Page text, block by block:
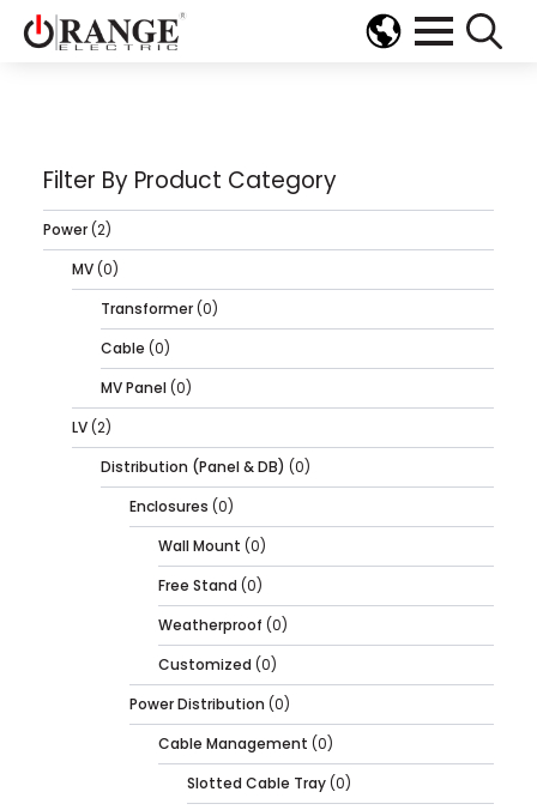
Filter By Product Category
Power(2)
MV(0)
Transformer(0)
Cable (0)
MV Panel(0)
LV(2)
Distribution (Panel & DB) (0)
Enclosures (0)
Wall Mount (0)
Free Stand (0)
Weatherproof (0)
Customized (0)
Power Distribution (0)
Cable Management (0)
Slotted Cable Tray(0)